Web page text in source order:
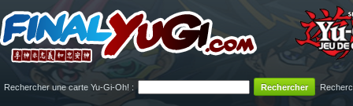
Rechercher une carte Yu-Gi-Oh! :